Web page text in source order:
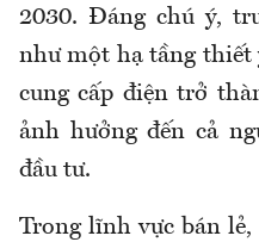
2030. Đáng chú ý,
như một hạ tầng thiết
cung cấp điện trở
ảnh hưởng đến cả
đầu tư.
Trong lĩnh vực bán